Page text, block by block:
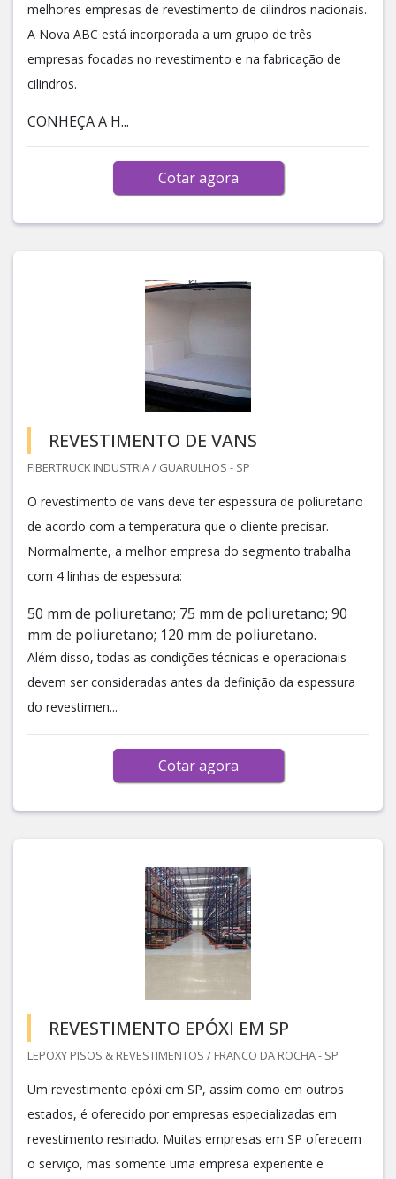
melhores empresas de revestimento de cilindros nacionais.
A Nova ABC está incorporada a um grupo de três
empresas focadas no revestimento e na fabricação de
cilindros.
CONHEÇA A H...
Cotar agora
REVESTIMENTO DE VANS
FIBERTRUCK INDUSTRIA / GUARULHOS - SP
O revestimento de vans deve ter espessura de poliuretano
de acordo com a temperatura que o cliente precisar.
Normalmente, a melhor empresa do segmento trabalha
com 4 linhas de espessura:
50 mm de poliuretano; 75 mm de poliuretano; 90
mm de poliuretano; 120 mm de poliuretano.
Além disso, todas as condições técnicas e operacionais
devem ser consideradas antes da definição da espessura
do revestimen...
Cotar agora
REVESTIMENTO EPÓXI EM SP
LEPOXY PISOS & REVESTIMENTOS / FRANCO DA ROCHA - SP
Um revestimento epóxi em SP, assim como em outros
estados, é oferecido por empresas especializadas em
revestimento resinado. Muitas empresas em SP oferecem
o serviço, mas somente uma empresa experiente e